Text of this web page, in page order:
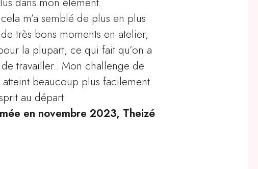
m’a semblé de plus en plus
très bons moments en atelier,
la plupart, ce qui fait qu’on a
travailler.. Mon challenge de
beaucoup plus facilement
au départ.
en novembre 2023, Theizé
Azza